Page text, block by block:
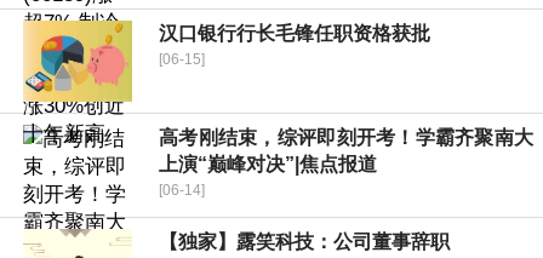
汉口银行行长毛锋任职资格获批
[06-15]
高考刚结束，综评即刻开考！学霸齐聚南大
上演“巅峰对决”|焦点报道
[06-14]
【独家】露笑科技：公司董事辞职